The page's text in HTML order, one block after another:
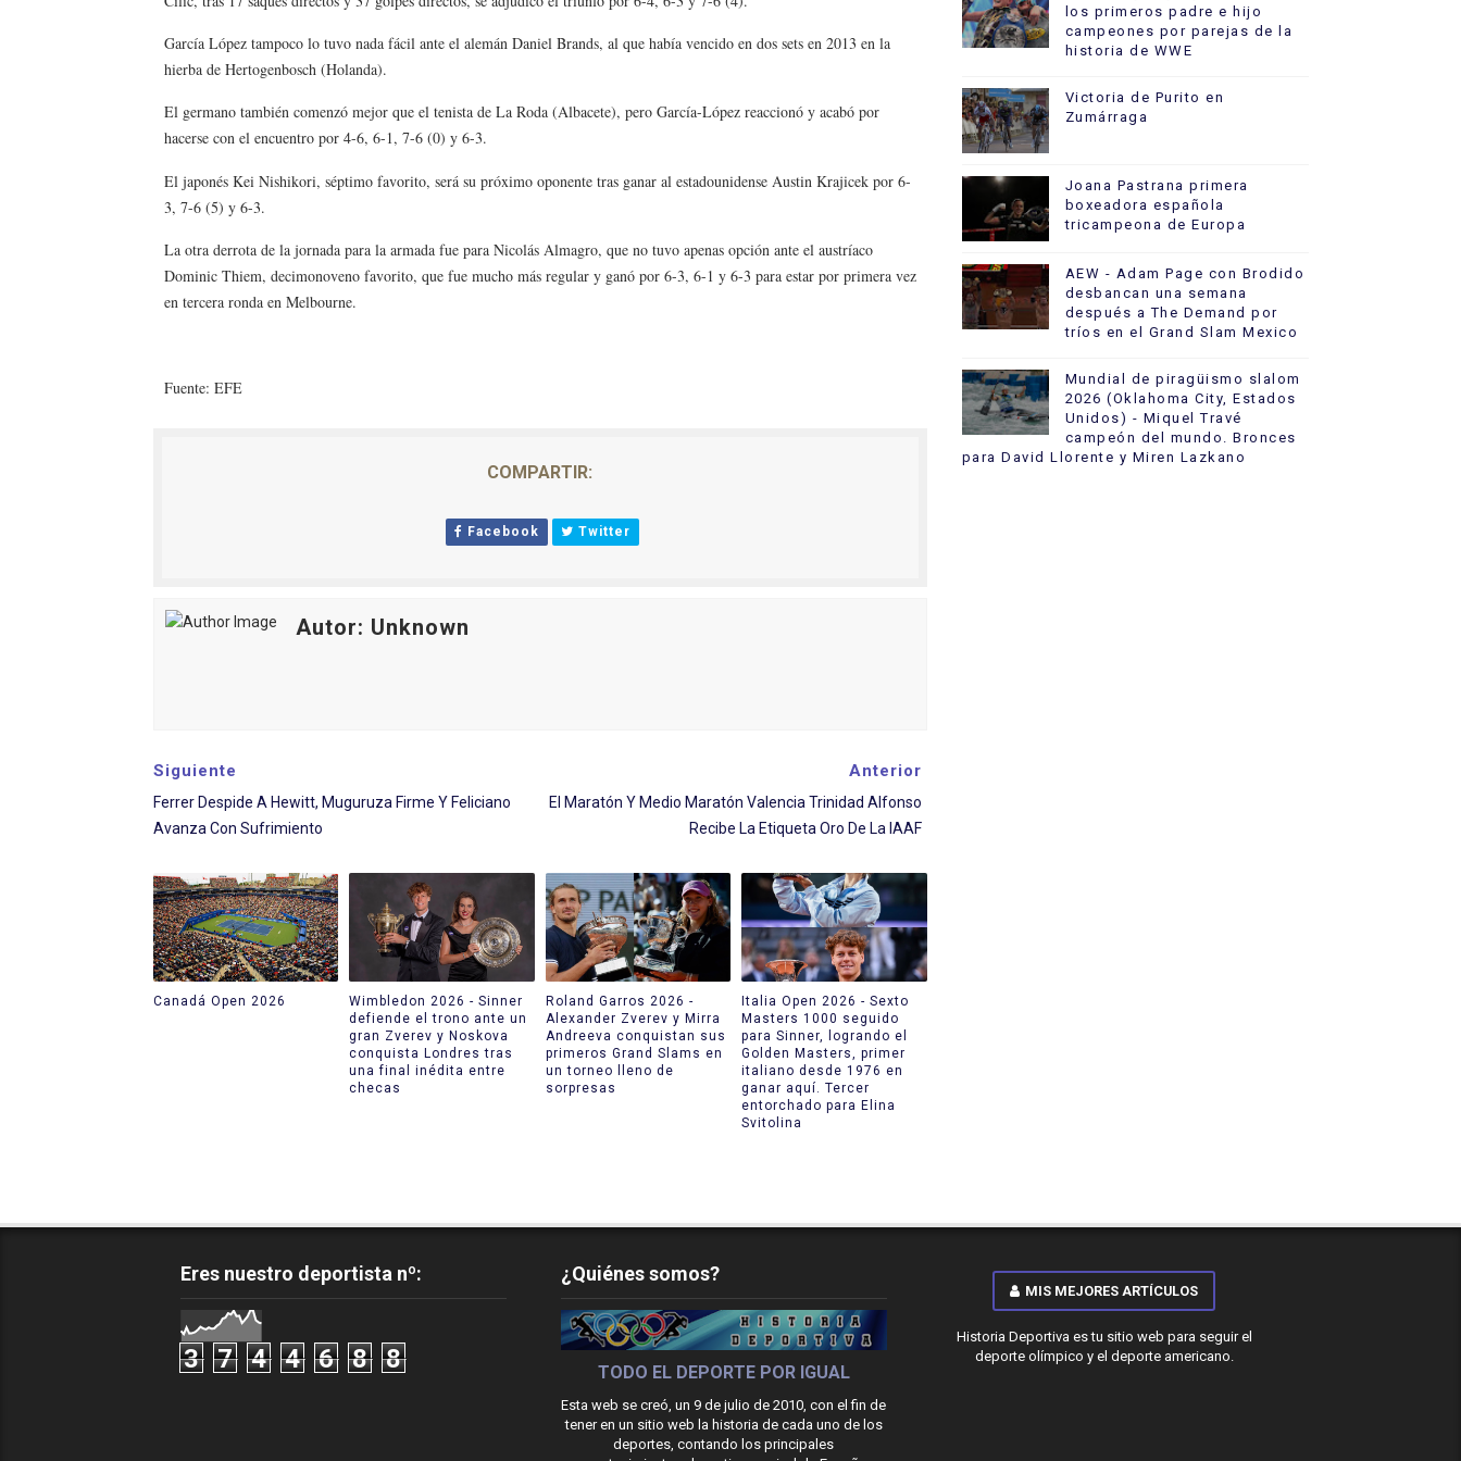
García López tampoco lo tuvo nada fácil ante el alemán Daniel Brands, al que había vencido en dos sets en 2013 en la
hierba de Hertogenbosch (Holanda).
El germano también comenzó mejor que el tenista de La Roda (Albacete), pero García-López reaccionó y acabó por
hacerse con el encuentro por 4-6, 6-1, 7-6 (0) y 6-3.
El japonés Kei Nishikori, séptimo favorito, será su próximo oponente tras ganar al estadounidense Austin Krajicek por 6-
3, 7-6 (5) y 6-3.
La otra derrota de la jornada para la armada fue para Nicolás Almagro, que no tuvo apenas opción ante el austríaco
Dominic Thiem, decimonoveno favorito, que fue mucho más regular y ganó por 6-3, 6-1 y 6-3 para estar por primera vez
en tercera ronda en Melbourne.
Fuente: EFE
COMPARTIR:
Facebook Twitter
Autor: Unknown
Siguiente
Ferrer Despide A Hewitt, Muguruza Firme Y Feliciano
Avanza Con Sufrimiento
Anterior
El Maratón Y Medio Maratón Valencia Trinidad Alfonso
Recibe La Etiqueta Oro De La IAAF
Canadá Open 2026
Wimbledon 2026 - Sinner
defiende el trono ante un
gran Zverev y Noskova
conquista Londres tras
una final inédita entre
checas
Roland Garros 2026 -
Alexander Zverev y Mirra
Andreeva conquistan sus
primeros Grand Slams en
un torneo lleno de
sorpresas
Italia Open 2026 - Sexto
Masters 1000 seguido
para Sinner, logrando el
Golden Masters, primer
italiano desde 1976 en
ganar aquí. Tercer
entorchado para Elina
Svitolina
los primeros padre e hijo
campeones por parejas de la
historia de WWE
Victoria de Purito en
Zumárraga
Joana Pastrana primera
boxeadora española
tricampeona de Europa
AEW - Adam Page con Brodido
desbancan una semana
después a The Demand por
tríos en el Grand Slam Mexico
Mundial de piragüismo slalom
2026 (Oklahoma City, Estados
Unidos) - Miquel Travé
campeón del mundo. Bronces
para David Llorente y Miren Lazkano
Eres nuestro deportista nº:
3 7 4 4 6 8 8
¿Quiénes somos?
TODO EL DEPORTE POR IGUAL
Esta web se creó, un 9 de julio de 2010, con el fin de
tener en un sitio web la historia de cada uno de los
deportes, contando los principales
MIS MEJORES ARTÍCULOS
Historia Deportiva es tu sitio web para seguir el
deporte olímpico y el deporte americano.